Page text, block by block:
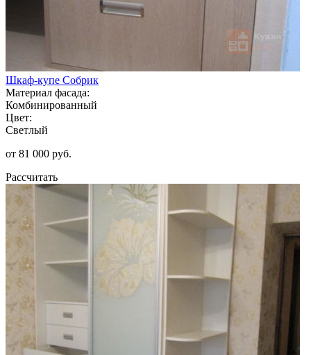
Шкаф-купе Собрик
Материал фасада:
Комбинированный
Цвет:
Светлый
от 81 000 руб.
Рассчитать